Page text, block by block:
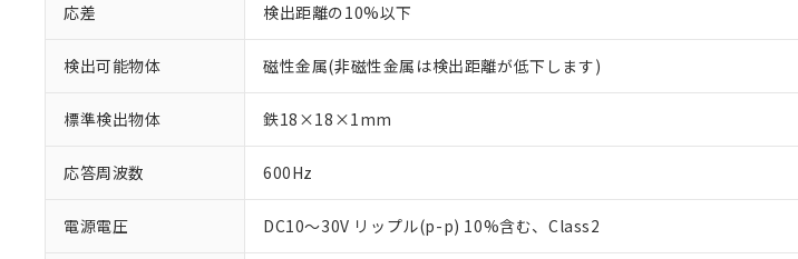
応差 検出距離の10%以下
検出可能物体 磁性金属(非磁性金属は検出距離が低下します)
標準検出物体 鉄18×18×1mm
応答周波数 600Hz
電源電圧 DC10～30V リップル(p-p) 10%含む、Class2